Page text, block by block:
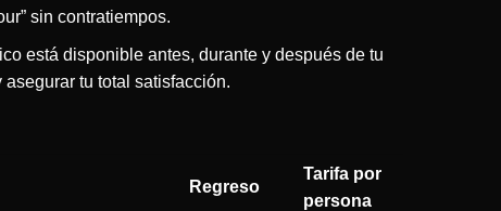
sin contratiempos.
está disponible antes, durante y después de tu
tu total satisfacción.
Regreso
Tarifa por
persona